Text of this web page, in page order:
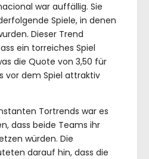
war auffällig. Sie
Spiele, in denen
Dieser Trend
ein torreiches Spiel
die Quote von 3,50 für
vor dem Spiel attraktiv
Tortrends war es
dass beide Teams ihr
würden. Die
darauf hin, dass die